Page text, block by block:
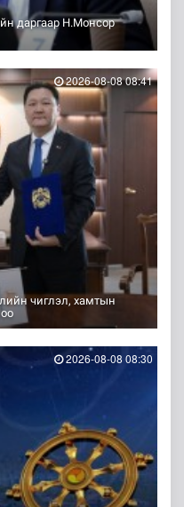
даргаар Н.Монсор
чиглэл, хамтын
2026-08-08 08:41
2026-08-08 08:30